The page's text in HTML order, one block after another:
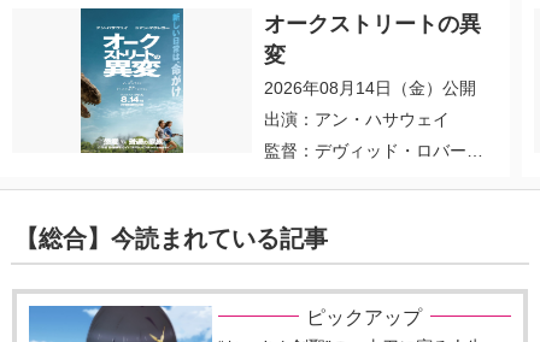
オークストリートの異
変
2026年08月14日（金）公開
出演：アン・ハサウェイ
監督：デヴィッド・ロバー
【総合】今読まれている記事
ピックアップ